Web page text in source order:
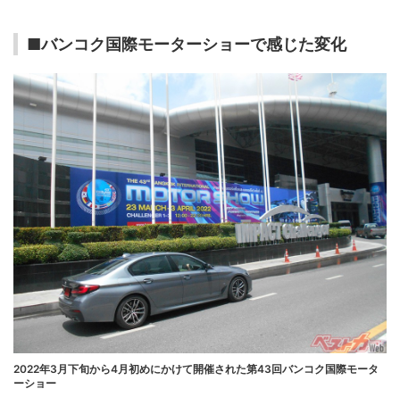
■バンコク国際モーターショーで感じた変化
2022年3月下旬から4月初めにかけて開催された第43回バンコク国際モータ
ーショー